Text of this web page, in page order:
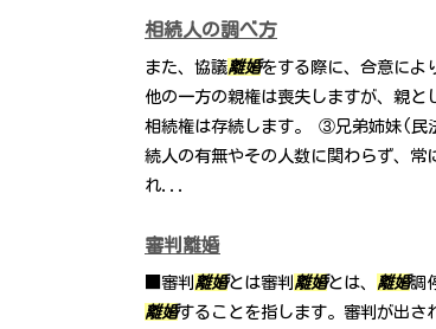
相続人の調べ方
また、協議離婚をする際に、合意によ
他の一方の親権は喪失しますが、親
相続権は存続します。 ③兄弟姉妹(民
続人の有無やその人数に関わらず、常
れ...
審判離婚
■審判 離婚とは審判 離婚とは、 離婚調
離婚することを指します。審判が出さ